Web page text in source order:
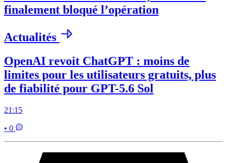
finalement bloqué l’opération
Actualités
OpenAI revoit ChatGPT : moins de
limites pour les utilisateurs gratuits, plus
de fiabilité pour GPT-5.6 Sol
21:15
• 0